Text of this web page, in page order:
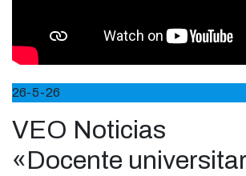
26-5-26
VEO Noticias
«Docente